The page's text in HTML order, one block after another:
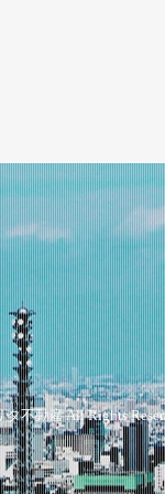
タ不動産All Rights